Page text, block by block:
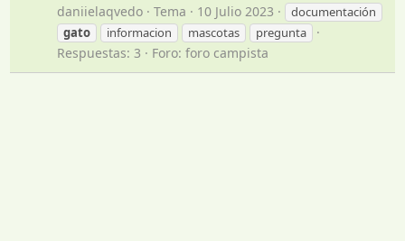
daniielaqvedo Tema 10 Julio 2023
documentación
gato
informacion mascotas pregunta
Respuestas: 3 Foro:foro campista